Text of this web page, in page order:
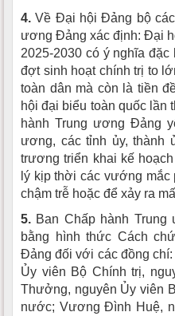
4. Về Đại hội Đảng bộ
ương Đảng xác định: Đại
2025-2030 có ý nghĩa
đợt sinh hoạt chính trị to
toàn dân mà còn là tiền
hội đại biểu toàn quốc lần
hành Trung ương Đảng
ương, các tỉnh ủy, thành
trương triển khai kế
lý kịp thời các vướng mắc
chậm trễ hoặc để xảy ra
5. Ban Chấp hành
bằng hình thức Cách
Đảng đối với các đồng
Ủy viên Bộ Chính trị,
Thưởng, nguyên Ủy viên
nước; Vương Đình Huệ,